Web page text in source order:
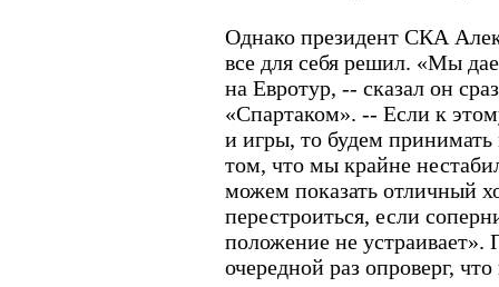
Однако президент СКА
все для себя решил. «Мы
на Евротур, -- сказал он
«Спартаком». -- Если к
и игры, то будем
том, что мы крайне
можем показать отличный
перестроиться, если
положение не
очередной раз опроверг,